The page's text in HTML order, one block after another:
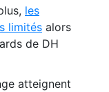
les
limités alors
de DH
atteignent